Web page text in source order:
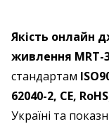
Якість онлайн
живлення MRT-
стандартам
62040-2, CE, RoHS
Україні та